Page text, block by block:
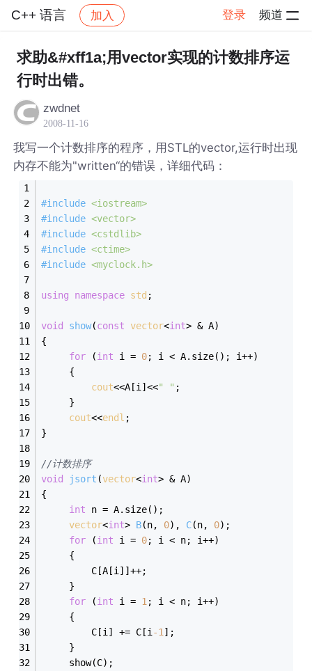
C++ 语言 加入 登录 频道
社区 C++ 语言 帖子详情
求助&#xff1a;用vector实现的计数排序运
行时出错。
zwdnet
2008-11-16
我写一个计数排序的程序，用STL的vector,运行时出现
内存不能为"written“的错误，详细代码：
#include <iostream>
#include <vector>
#include <cstdlib>
#include <ctime>
#include <myclock.h>
using namespace std ;
void show(const vector<int> & A)
{
for (int i = 0; i < A.size(); i++)
     {
cout<<A[i]<<" " ;
     }
cout<<endl ;
}
//计数排序
void
jsort (vector<int> & A)
{
int n = A.size();
vector<int> B(n, 0) , C(n, 0) ;
for (int i = 0; i < n; i++)
     {
         C[A[i]]++;
     }
for (int i = 1 ; i < n; i++)
     {
         C[i] += C[i
-1 ];
     }
     show(C);